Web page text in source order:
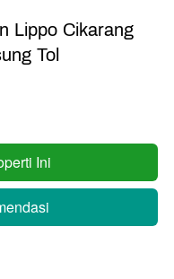
Lippo Cikarang
Tol
Ini